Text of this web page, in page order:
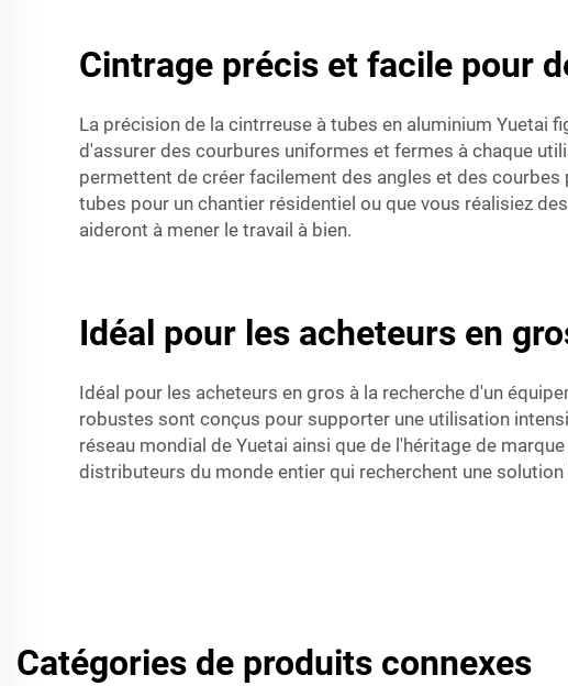
Cintrage précis et facile pour
La précision de la cintrreuse à tubes en aluminium Yuetai
d'assurer des courbures uniformes et fermes à chaque
permettent de créer facilement des angles et des
tubes pour un chantier résidentiel ou que vous réalisiez
aideront à mener le travail à bien.
Idéal pour les acheteurs en
Idéal pour les acheteurs en gros à la recherche d'un
robustes sont conçus pour supporter une utilisation
réseau mondial de Yuetai ainsi que de l'héritage de
distributeurs du monde entier qui recherchent une
Catégories de produits connexes